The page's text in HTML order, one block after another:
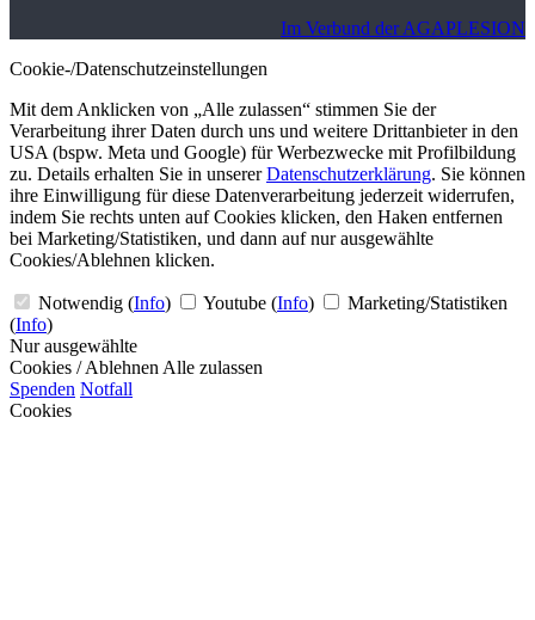
Im Verbund der AGAPLESION
Cookie-/Datenschutzeinstellungen
Mit dem Anklicken von „Alle zulassen“ stimmen Sie der
Verarbeitung ihrer Daten durch uns und weitere Drittanbieter in den
USA (bspw. Meta und Google) für Werbezwecke mit Profilbildung
zu. Details erhalten Sie in unsererDatenschutzerklärung. Sie können
ihre Einwilligung für diese Datenverarbeitung jederzeit widerrufen,
indem Sie rechts unten auf Cookies klicken, den Haken entfernen
bei Marketing/Statistiken, und dann auf nur ausgewählte
Cookies/Ablehnen klicken.
Notwendig (Info) Youtube (Info)
Marketing/Statistiken
(Info)
Nur ausgewählte
Cookies / Ablehnen Alle zulassen
Spenden Notfall
Cookies